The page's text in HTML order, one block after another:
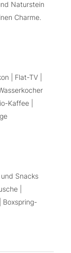
Naturstein
Charme.​
| Flat-TV |
Kaffee |
Snacks​
|
Boxspring-